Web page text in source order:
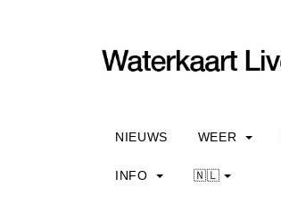
NIEUWS WEER
INFO 🇳🇱